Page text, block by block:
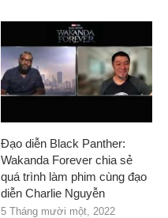
Đạo diễn Black Panther:
Wakanda Forever chia sẻ
quá trình làm phim cùng đạo
diễn Charlie Nguyễn
5 Tháng mười một, 2022